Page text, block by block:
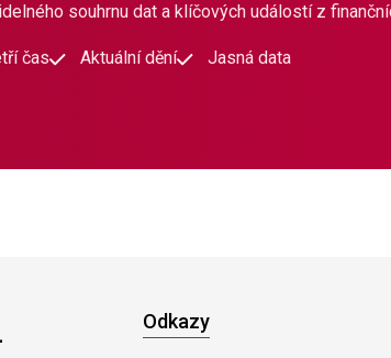
souhrnu dat a klíčových událostí z
čas Aktuální dění Jasná data
Odkazy